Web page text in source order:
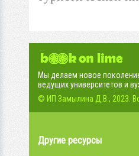
Мы делаем новое
ведущих университетов и
© ИП Замылина Д.В., 2023.
Другие ресурсы